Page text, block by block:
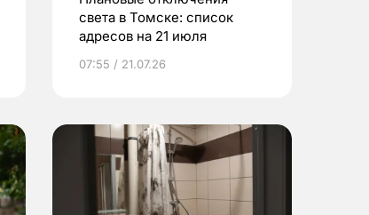
света в Томске: список
адресов на 21 июля
07:55 / 21.07.26